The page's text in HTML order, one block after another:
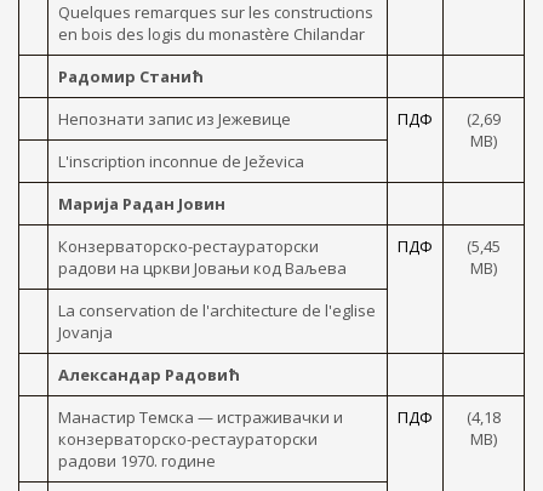
Quelques remarques sur les constructions
en bois des logis du monastère Chilandar
Радомир Станић
Непознати запис из Јежевице
ПДФ
(2,69
МB)
L'inscription inconnue de Ježevica
Марија Радан Јовин
Конзерваторско-рестаураторски
радови на цркви Јовањи код Ваљева
ПДФ
(5,45
МB)
La conservation de l'architecture de l'eglise
Jovanja
Александар Радовић
Манастир Темска — истраживачки и
конзерваторско-рестаураторски
радови 1970. године
ПДФ
(4,18
MB)